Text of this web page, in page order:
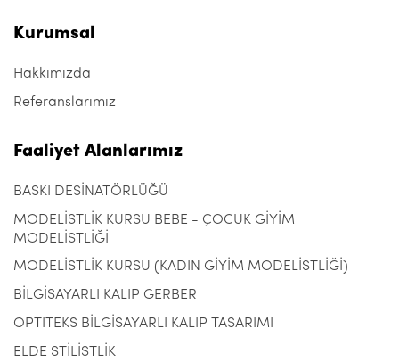
Kurumsal
Hakkımızda
Referanslarımız
Faaliyet Alanlarımız
BASKI DESİNATÖRLÜĞÜ
MODELİSTLİK KURSU BEBE - ÇOCUK GİYİM
MODELİSTLİĞİ
MODELİSTLİK KURSU (KADIN GİYİM MODELİSTLİĞİ)
BİLGİSAYARLI KALIP GERBER
OPTITEKS BİLGİSAYARLI KALIP TASARIMI
ELDE STİLİSTLİK